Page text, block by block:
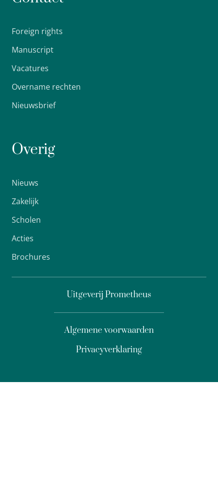
Foreign rights
Manuscript
Vacatures
Overname rechten
Nieuwsbrief
Overig
Nieuws
Zakelijk
Scholen
Acties
Brochures
Uitgeverij Prometheus
Privacyverklaring
Algemene voorwaarden